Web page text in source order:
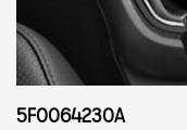
5F0064230A